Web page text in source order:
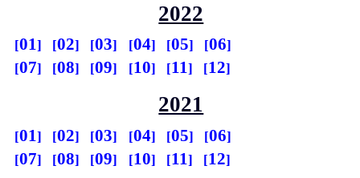
2022
01 02 03 04 05
06
07
08 09 10 11 12
2021
01 02 03 04 05
06
07
08 09 10 11 12